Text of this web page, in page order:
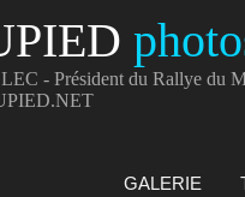
- Président du Rallye du
GALERIE